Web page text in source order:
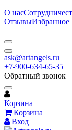
О нас
ОтзывыИзбранное
ask@artangels.ru
+7-900-634-65-35
Обратный звонок
Корзина
Корзина
Вход